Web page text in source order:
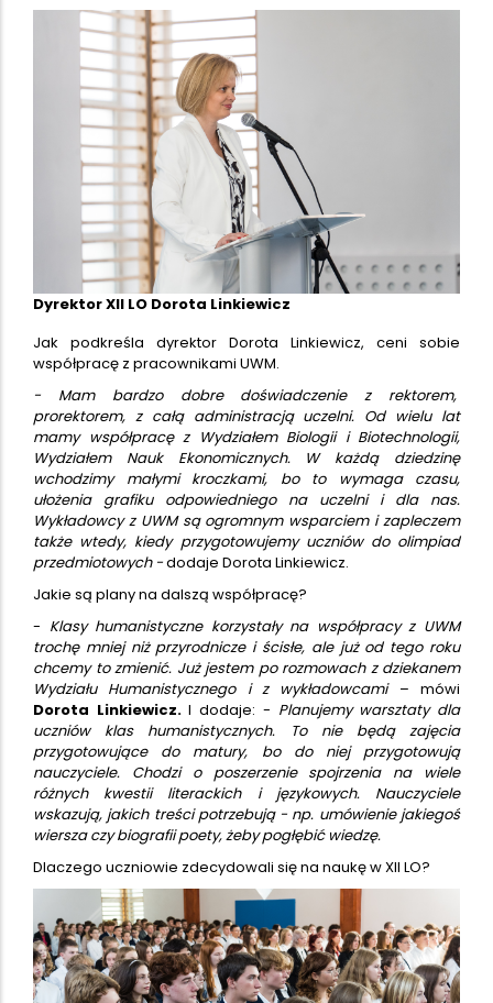
Dyrektor XII LO Dorota Linkiewicz
Jak podkreśla dyrektor Dorota Linkiewicz, ceni sobie
współpracę z pracownikami UWM.
- Mam bardzo dobre doświadczenie z rektorem,
prorektorem, z całą administracją uczelni. Od wielu lat
mamy współpracę z Wydziałem Biologii i Biotechnologii,
Wydziałem Nauk Ekonomicznych. W każdą dziedzinę
wchodzimy małymi kroczkami, bo to wymaga czasu,
ułożenia grafiku odpowiedniego na uczelni i dla nas.
Wykładowcy z UWM są ogromnym wsparciem i zapleczem
także wtedy, kiedy przygotowujemy uczniów do olimpiad
przedmiotowych -dodaje Dorota Linkiewicz.
Jakie są plany na dalszą współpracę?
- Klasy humanistyczne korzystały na współpracy z UWM
trochę mniej niż przyrodnicze i ścisłe, ale już od tego roku
chcemy to zmienić. Już jestem po rozmowach z dziekanem
Wydziału Humanistycznego i z wykładowcami– mówi
Dorota Linkiewicz.I dodaje: - Planujemy warsztaty dla
uczniów klas humanistycznych. To nie będą zajęcia
przygotowujące do matury, bo do niej przygotowują
nauczyciele. Chodzi o poszerzenie spojrzenia na wiele
różnych kwestii literackich i językowych. Nauczyciele
wskazują, jakich treści potrzebują - np. umówienie jakiegoś
wiersza czy biografii poety, żeby pogłębić wiedzę.
Dlaczego uczniowie zdecydowali się na naukę w XII LO?